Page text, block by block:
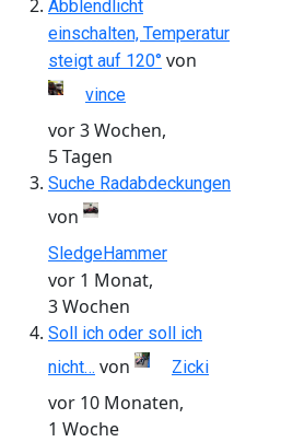
Abblendlicht
einschalten, Temperatur
steigt auf 120° von
vince
vor 3 Wochen,
5 Tagen
Suche Radabdeckungen
von
SledgeHammer
vor 1 Monat,
3 Wochen
Soll ich oder soll ich
nicht… von Zicki
vor 10 Monaten,
1 Woche